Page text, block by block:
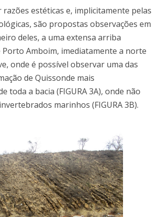
razões estéticas e, implicitamente pelas
são propostas observações em
deles, a uma extensa arriba
Porto Amboim, imediatamente a norte
onde é possível observar uma das
de Quissonde mais
toda a bacia (FIGURA 3A), onde não
marinhos (FIGURA 3B).